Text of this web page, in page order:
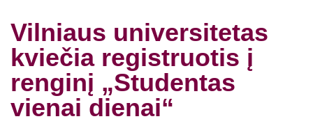
Vilniaus universitetas
kviečia registruotis į
renginį „Studentas
vienai dienai“